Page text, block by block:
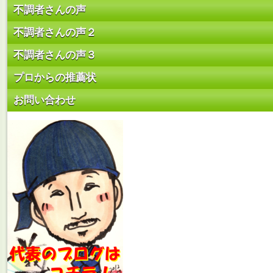
不調者さんの声
不調者さんの声２
不調者さんの声３
プロからの推薦状
お問い合わせ